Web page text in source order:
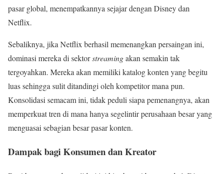
pasar global, menempatkannya sejajar dengan Disney dan
Netflix.
Sebaliknya, jika Netflix berhasil memenangkan persaingan ini,
dominasi mereka di sektorstreamingakan semakin tak
tergoyahkan. Mereka akan memiliki katalog konten yang begitu
luas sehingga sulit ditandingi oleh kompetitor mana pun.
Konsolidasi semacam ini, tidak peduli siapa pemenangnya, akan
memperkuat tren di mana hanya segelintir perusahaan besar yang
menguasai sebagian besar pasar konten.
Dampak bagi Konsumen dan Kreator